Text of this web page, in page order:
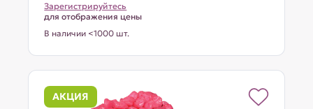
Зарегистрируйтесь
для отображения цены
В наличии <1000 шт.
АКЦИЯ